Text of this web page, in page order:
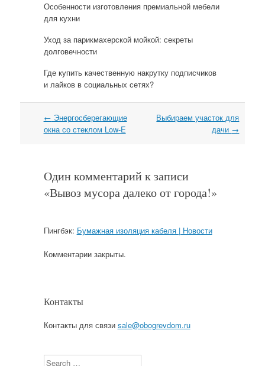
Особенности изготовления премиальной мебели
для кухни
Уход за парикмахерской мойкой: секреты
долговечности
Где купить качественную накрутку подписчиков
и лайков в социальных сетях?
Навигация
← Энергосберегающие
окна со стеклом Low-E
Выбираем участок для
дачи →
Один комментарий к записи
«Вывоз мусора далеко от города!»
Пингбэк: Бумажная изоляция кабеля | Новости
Комментарии закрыты.
Контакты
Контакты для связи sale@obogrevdom.ru
Search